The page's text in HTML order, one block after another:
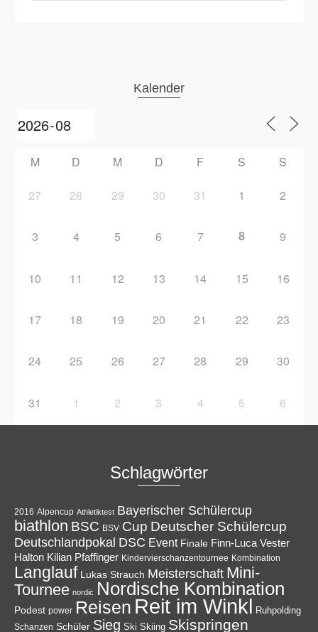
Kalender
M D M D F S S
27 28 29 30 31 1 2
3 4 5 6 7 8 9
10 11 12 13 14 15 16
17 18 19 20 21 22 23
24 25 26 27 28 29 30
31 1 2 3 4 5 6
Schlagwörter
2016 Alpencup Athletiktest Bayerischer Schülercup
biathlon BSC BSV Cup Deutscher Schülercup
Deutschlandpokal DSC Event Finale Finn-Luca Vester
Halton Kilian Pfaffinger Kindervierschanzentournee Kombination
Langlauf Lukas Strauch Meisterschaft Mini-
Tournee nordic Nordische Kombination
Podest power Reisen Reit im Winkl Ruhpolding
Schanzen Schüler Sieg Ski Skiing Skispringen